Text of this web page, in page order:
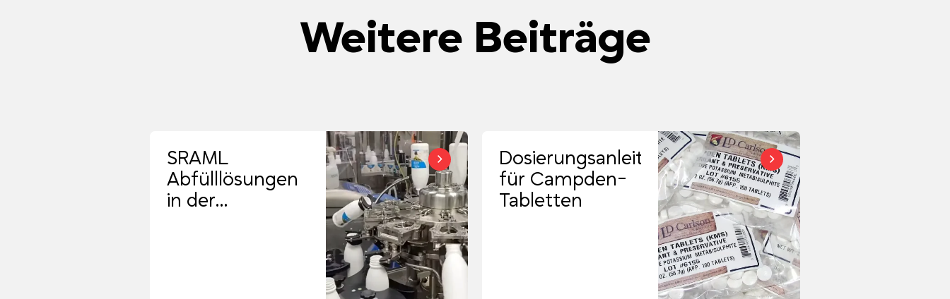
Weitere Beiträge
SRAML
Abfülllösungen
in der
Dosierungsanleitung
für Campden-
Tabletten